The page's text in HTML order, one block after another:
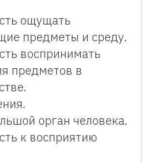
ощущать
предметы и среду.
воспринимать
предметов в
орган человека.
к восприятию